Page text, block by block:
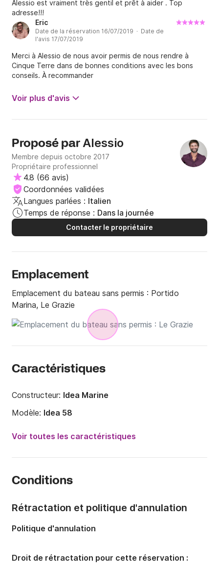
Alessio est vraiment très gentil et prêt à aider . Top
adresse!!!
Eric
Date de la réservation 16/07/2019 · Date de
l'avis 17/07/2019
Merci à Alessio de nous avoir permis de nous rendre à
Cinque Terre dans de bonnes conditions avec les bons
conseils. À recommander
Voir plus d'avis
Proposé parAlessio
Membre depuis octobre 2017
Propriétaire professionnel
4.8 (66 avis)
Coordonnées validées
Langues parlées : Italien
Temps de réponse : Dans la journée
Contacter le propriétaire
Emplacement
Emplacement du bateau sans permis : Portido
Marina, Le Grazie
Caractéristiques
Constructeur: Idea Marine
Modèle: Idea 58
Puissance moteur:
40cv
Capacité à bord:
Voir toutes les caractéristiques
Conditions
Rétractation et politique d'annulation
Politique d'annulation
Droit de rétractation pour cette réservation :